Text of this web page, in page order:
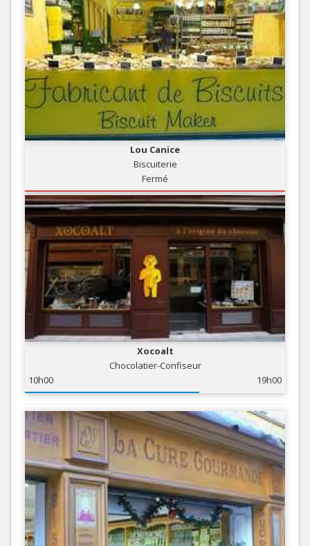
Lou Canice
Biscuiterie
Fermé
Xocoalt
Chocolatier-Confiseur
10h00
19h00